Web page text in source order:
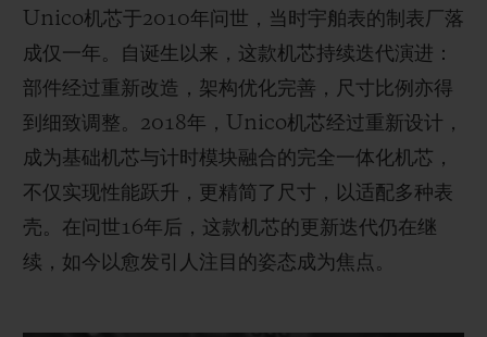
Unico机芯于2010年问世，当时宇舶表的制表厂落
成仅一年。自诞生以来，这款机芯持续迭代演进：
部件经过重新改造，架构优化完善，尺寸比例亦得
到细致调整。2018年，Unico机芯经过重新设计，
成为基础机芯与计时模块融合的完全一体化机芯，
不仅实现性能跃升，更精简了尺寸，以适配多种表
壳。在问世16年后，这款机芯的更新迭代仍在继
续，如今以愈发引人注目的姿态成为焦点。